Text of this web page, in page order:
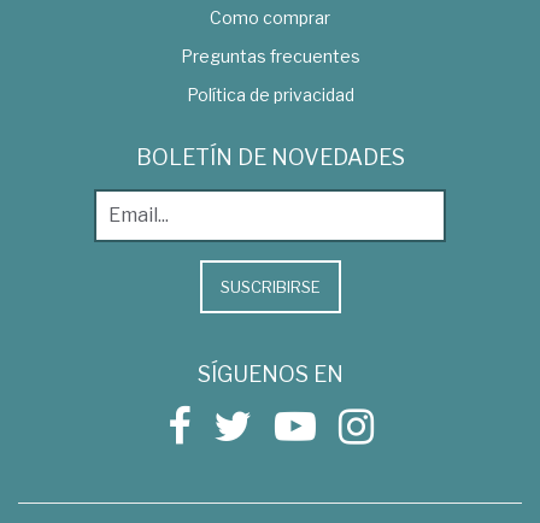
Como comprar
Preguntas frecuentes
Política de privacidad
BOLETÍN DE NOVEDADES
SUSCRIBIRSE
SÍGUENOS EN